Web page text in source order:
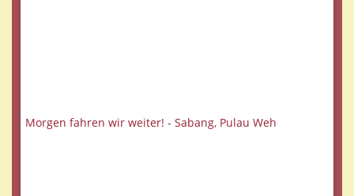
Morgen fahren wir weiter! - Sabang, Pulau Weh